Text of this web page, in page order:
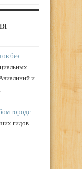
без
и
городе
гидов.